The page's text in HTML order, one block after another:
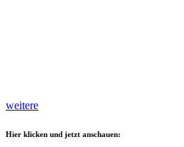
weitere
Hier klicken und jetzt anschauen: